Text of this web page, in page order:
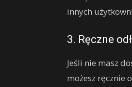
innych
3. Ręczne
Jeśli nie masz
możesz ręcznie